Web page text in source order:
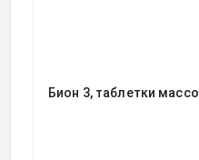
Бион 3, таблетки